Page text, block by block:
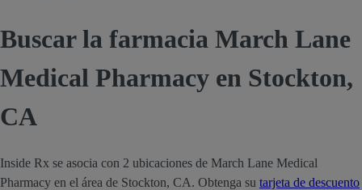
Buscar la farmacia March Lane
Medical Pharmacy en Stockton,
CA
Inside Rx se asocia con 2 ubicaciones de March Lane Medical
Pharmacy en el área de Stockton, CA. Obtenga su tarjeta de descuento